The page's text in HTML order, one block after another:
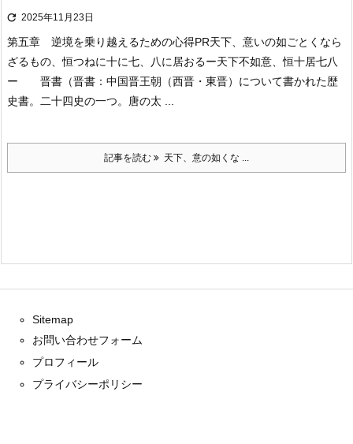
 2025年11月23日
第五章 逆境を乗り越えるための心得PR天下、意いの如ごとくなら
ざるもの、恒つねに十に七、八に居おるー天下不如意、恒十居七八
ー 晋書 （晋書：中国晋王朝（西晋・東晋）について書かれた歴
史書。二十四史の一つ。唐の太 ...
記事を読む 天下、意の如くな ...
Sitemap
お問い合わせフォーム
プロフィール
プライバシーポリシー